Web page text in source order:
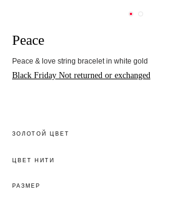
Peace
Peace & love string bracelet in white gold
Black Friday Not returned or exchanged
ЗОЛОТОЙ ЦВЕТ
ЦВЕТ НИТИ
РАЗМЕР